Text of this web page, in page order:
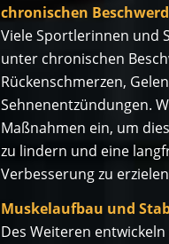
chronischen
Viele Sportlerinnen und
unter chronischen
Rückenschmerzen,
Sehnenentzündungen.
Maßnahmen ein, um
zu lindern und eine
Verbesserung zu
Muskelaufbau und
Des Weiteren